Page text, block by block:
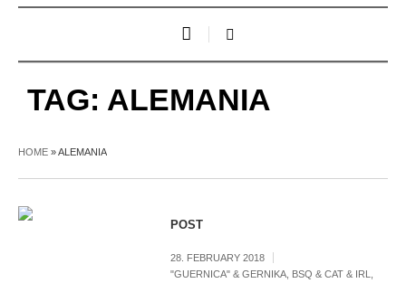
TAG: ALEMANIA
HOME »ALEMANIA
POST
28. FEBRUARY 2018
"GUERNICA" & GERNIKA BSQ & CAT & IRL